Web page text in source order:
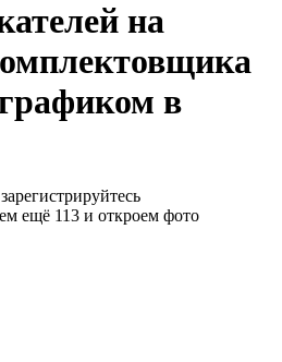
на
в
ещё 113 и откроем фото